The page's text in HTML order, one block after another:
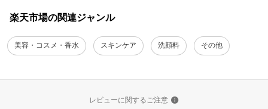
楽天市場の関連ジャンル
美容・コスメ・香水 スキンケア 洗顔料 その他
レビューに関するご注意